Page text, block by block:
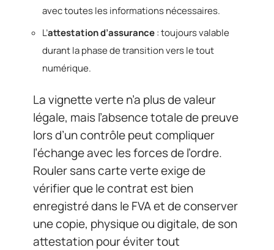
avec toutes les informations nécessaires.
L’attestation d’assurance: toujours valable
durant la phase de transition vers le tout
numérique.
La vignette verte n’a plus de valeur
légale, mais l’absence totale de preuve
lors d’un contrôle peut compliquer
l’échange avec les forces de l’ordre.
Rouler sans carte verte exige de
vérifier que le contrat est bien
enregistré dans le FVA et de conserver
une copie, physique ou digitale, de son
attestation pour éviter tout